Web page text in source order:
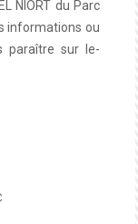
NIORT du Parc
informations ou
paraître sur le-